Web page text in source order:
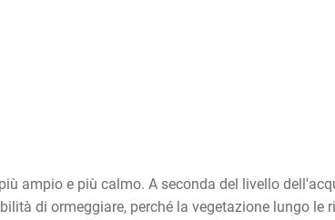
ampio e più calmo. A seconda del livello
di ormeggiare, perché la vegetazione lungo le